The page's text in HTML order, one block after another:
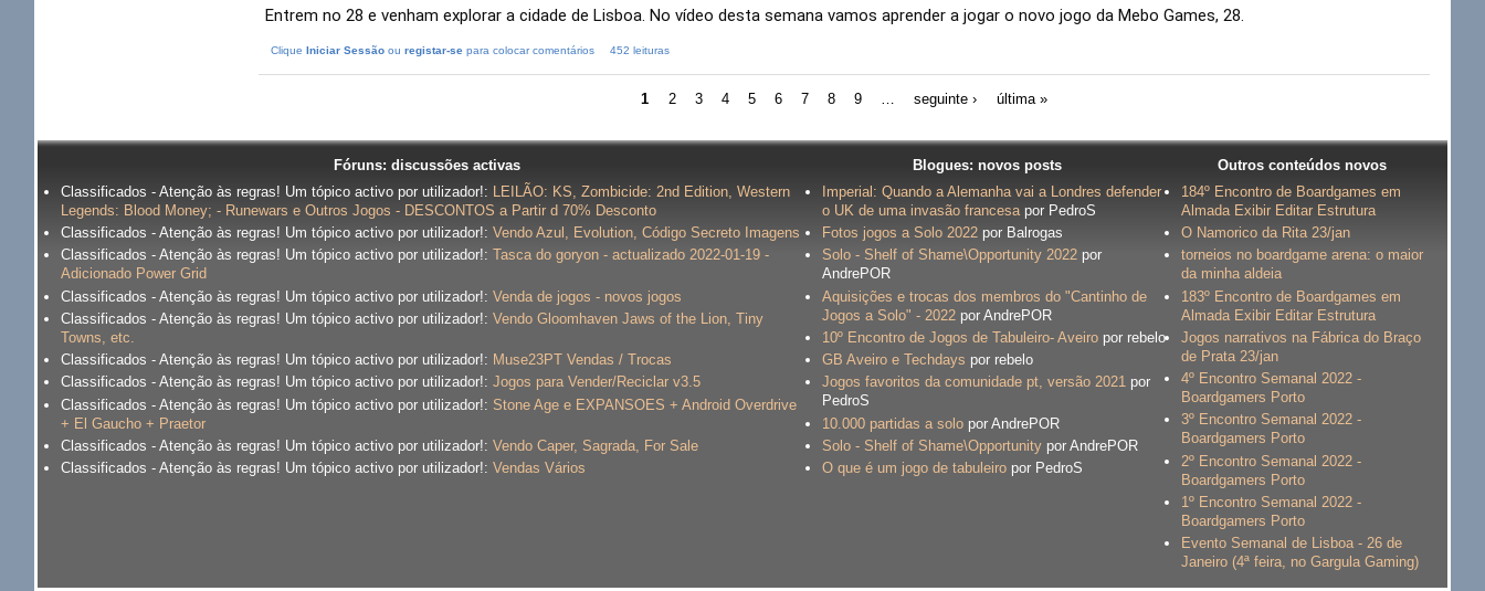
Entrem no 28 e venham explorar a cidade de Lisboa. No vídeo desta semana vamos aprender a jogar o novo jogo da Mebo Games, 28.
CliqueIniciar Sessão ouregistar-se para colocar comentários 452 leituras
1 2 3 4 5 6 7 8 9 seguinte › última »
Fóruns: discussões activas
Classificados - Atenção às regras! Um tópico activo por utilizador!:
LEILÃO: KS, Zombicide: 2nd Edition, Western
Legends: Blood Money; - Runewars e Outros Jogos - DESCONTOS a Partir d 70% Desconto
Classificados - Atenção às regras! Um tópico activo por utilizador!: Vendo Azul, Evolution, Código Secreto Imagens
Classificados - Atenção às regras! Um tópico activo por utilizador!: Tasca do goryon - actualizado 2022-01-19 -
Adicionado Power Grid
Classificados - Atenção às regras! Um tópico activo por utilizador!: Venda de jogos - novos jogos
Classificados - Atenção às regras! Um tópico activo por utilizador!: Vendo Gloomhaven Jaws of the Lion, Tiny
Towns, etc.
Classificados - Atenção às regras! Um tópico activo por utilizador!: Muse23PT Vendas / Trocas
Classificados - Atenção às regras! Um tópico activo por utilizador!: Jogos para Vender/Reciclar v3.5
Classificados - Atenção às regras! Um tópico activo por utilizador!: Stone Age e EXPANSOES + Android Overdrive
+ El Gaucho + Praetor
Classificados - Atenção às regras! Um tópico activo por utilizador!: Vendo Caper, Sagrada, For Sale
Classificados - Atenção às regras! Um tópico activo por utilizador!: Vendas Vários
Blogues: novos posts
Imperial: Quando a Alemanha vai a Londres defender
o UK de uma invasão francesapor PedroS
Fotos jogos a Solo 2022por Balrogas
Solo - Shelf of Shame\Opportunity 2022por
AndrePOR
Aquisições e trocas dos membros do "Cantinho de
Jogos a Solo" - 2022por AndrePOR
10º Encontro de Jogos de Tabuleiro- Aveiropor rebelo
GB Aveiro e Techdays por rebelo
Jogos favoritos da comunidade pt, versão 2021por
PedroS
10.000 partidas a solopor AndrePOR
Solo - Shelf of Shame\Opportunitypor AndrePOR
O que é um jogo de tabuleiropor PedroS
Outros conteúdos novos
184º Encontro de Boardgames em
Almada Exibir Editar Estrutura
O Namorico da Rita 23/jan
torneios no boardgame arena: o maior
da minha aldeia
183º Encontro de Boardgames em
Almada Exibir Editar Estrutura
Jogos narrativos na Fábrica do Braço
de Prata 23/jan
4º Encontro Semanal 2022 -
Boardgamers Porto
3º Encontro Semanal 2022 -
Boardgamers Porto
2º Encontro Semanal 2022 -
Boardgamers Porto
1º Encontro Semanal 2022 -
Boardgamers Porto
Evento Semanal de Lisboa - 26 de
Janeiro (4ª feira, no Gargula Gaming)